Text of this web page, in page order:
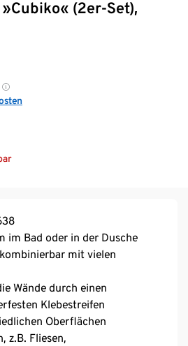
(2er-Set),
im Bad oder in der Dusche
mit vielen
Wände durch einen
Klebestreifen
Oberflächen
z.B. Fliesen,